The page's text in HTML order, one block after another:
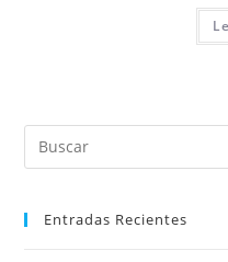
Entradas Recientes